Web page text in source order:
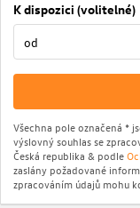
K dispozici (volitelné)
Všechna pole označená *
výslovný souhlas se
Česká republika & podle
zaslány požadované
zpracováním údajů mohu